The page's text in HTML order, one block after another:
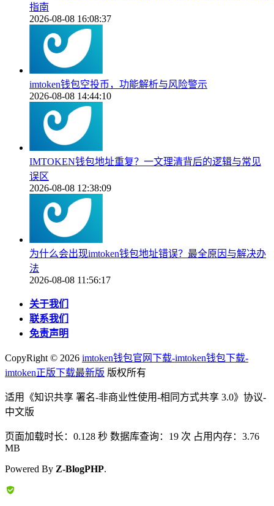
指南
2026-08-08 16:08:37
imtoken钱包空投币，功能解析与风险警示
2026-08-08 14:44:10
IMTOKEN钱包地址重复？一文理清背后的逻辑与常见
误区
2026-08-08 12:38:09
为什么会出现imtoken钱包地址错误？最全原因与解决办
法
2026-08-08 11:56:17
关于我们
联系我们
免责声明
CopyRight © 2026 imtoken钱包官网下载-imtoken钱包下载-
imtoken正版下载最新版 版权所有
适用《知识共享 署名-非商业性使用-相同方式共享 3.0》协议-
中文版
页面加载时长：0.128 秒 数据库查询：19 次 占用内存：3.76
MB
Powered By Z-BlogPHP.